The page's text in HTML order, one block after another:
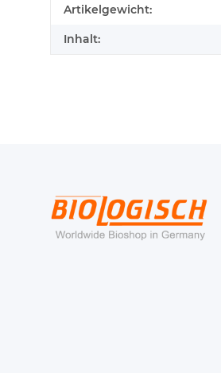
Produkteigenschaft
Wert
Artikelgewicht:
Inhalt: